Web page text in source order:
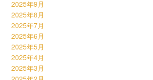
2025年9月
2025年8月
2025年7月
2025年6月
2025年5月
2025年4月
2025年3月